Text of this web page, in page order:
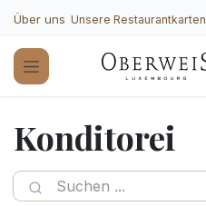
Zum Inhalt springen
Über uns Unsere Restaurantkarten
Konditorei